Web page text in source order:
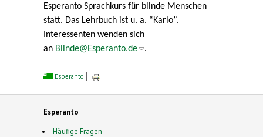
Esperanto Sprachkurs für blinde Menschen
statt. Das Lehrbuch ist u. a. “Karlo”.
Interessenten wenden sich
an Blinde@Esperanto.de(link sends e-mail)
.
Esperanto
Esperanto
Häufige Fragen